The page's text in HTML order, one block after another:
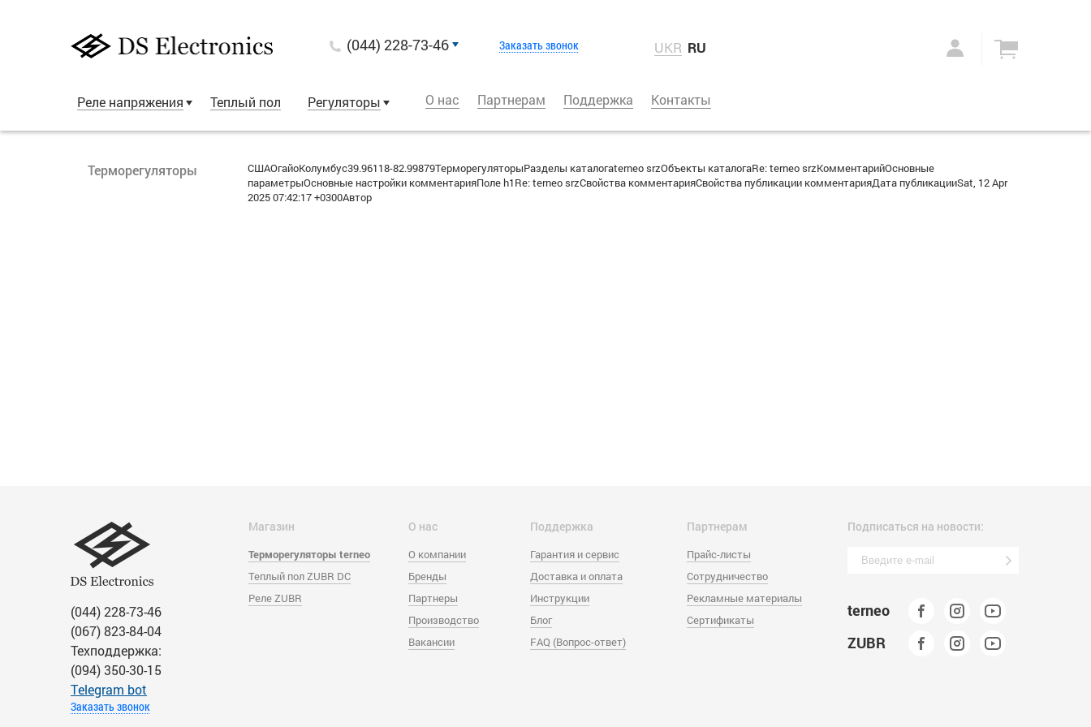
(044) 228-73-46 Заказать звонок UKR RU
Реле напряжения Теплый пол Регуляторы О нас Партнерам Поддержка Контакты
Терморегуляторы
СШАОгайоКолумбус39.96118-82.99879ТерморегуляторыРазделы каталогаterneo srzОбъекты каталогаRe: terneo srzКомментарийОсновные
параметрыОсновные настройки комментарияПоле h1Re: terneo srzСвойства комментарияСвойства публикации комментарияДата публикацииSat, 12 Apr
2025 07:42:17 +0300Автор
(044) 228-73-46
(067) 823-84-04
Техподдержка:
(094) 350-30-15
Тelegram bot
Заказать звонок
Магазин
Терморегуляторы terneo
Теплый пол ZUBR DC
Реле ZUBR
О нас
О компании
Бренды
Партнеры
Производство
Вакансии
Поддержка
Гарантия и сервис
Доставка и оплата
Инструкции
Блог
FAQ (Вопрос-ответ)
Партнерам
Прайс-листы
Сотрудничество
Рекламные материалы
Сертификаты
Подписаться на новости:
terneo
ZUBR